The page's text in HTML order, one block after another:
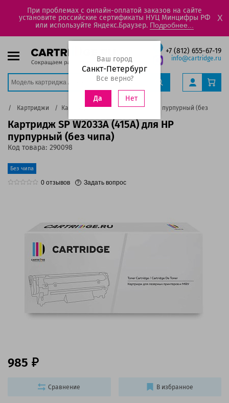
При проблемах с онлайн-оплатой заказов на сайте
установите российские сертификаты НУЦ Минцифры РФ
или используйте Яндекс.Браузер. Подробнее...
X
+7 (812) 655-67-19
info@cartridge.ru
Ваш город
Санкт-Петербург
Все верно?
Да Нет
Картриджи Картридж SP W2033A (415A) для HP пурпурный (без чипа)
Картридж SP W2033A (415A) для HP
пурпурный (без чипа)
Код товара: 290098
Без чипа
0 отзывов Задать вопрос
985
Сравнение В избранное